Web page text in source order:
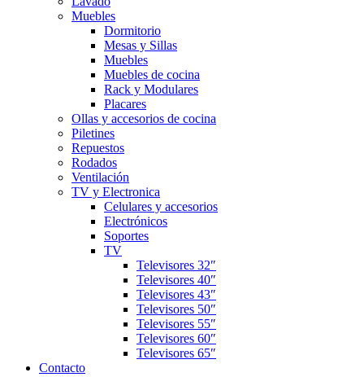
Muebles
Dormitorio
Mesas y Sillas
Muebles
Muebles de cocina
Rack y Modulares
Placares
Ollas y accesorios de cocina
Piletines
Repuestos
Rodados
Ventilación
TV y Electronica
Celulares y accesorios
Electrónicos
Soportes
TV
Televisores 32″
Televisores 40″
Televisores 43″
Televisores 50″
Televisores 55″
Televisores 60″
Televisores 65″
Contacto